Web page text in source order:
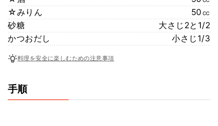
☆みりん
50㏄
砂糖
大さじ2と1/2
かつおだし
小さじ1/3
料理を安全に楽しむための注意事項
手順